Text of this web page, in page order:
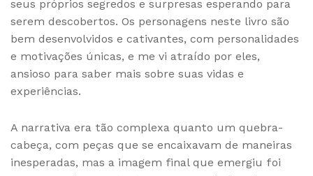
seus próprios segredos e surpresas esperando para
serem descobertos. Os personagens neste livro são
bem desenvolvidos e cativantes, com personalidades
e motivações únicas, e me vi atraído por eles,
ansioso para saber mais sobre suas vidas e
experiências.
A narrativa era tão complexa quanto um quebra-
cabeça, com peças que se encaixavam de maneiras
inesperadas, mas a imagem final que emergiu foi